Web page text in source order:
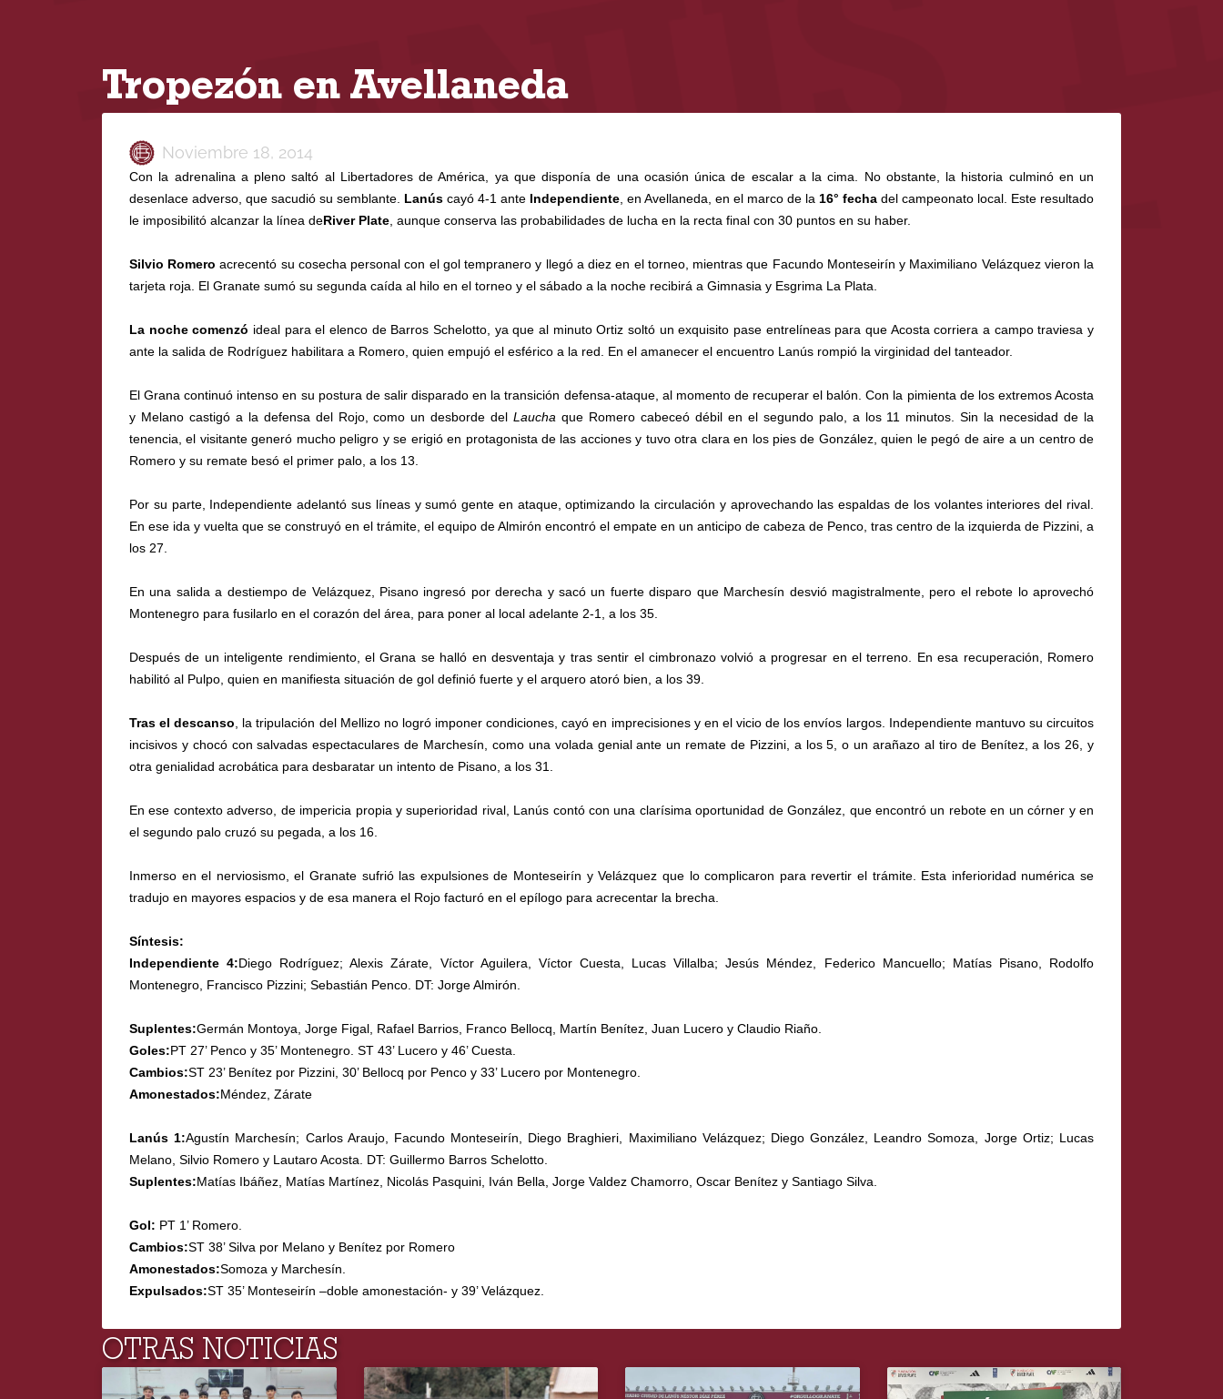
Tropezón en Avellaneda
Noviembre 18, 2014
Con la adrenalina a pleno saltó al Libertadores de América, ya que disponía de una ocasión única de escalar a la cima. No obstante, la historia culminó en un
desenlace adverso, que sacudió su semblante. Lanús cayó 4-1 ante Independiente , en Avellaneda, en el marco de la 16° fecha del campeonato local. Este resultado
le imposibilitó alcanzar la línea deRiver Plate , aunque conserva las probabilidades de lucha en la recta final con 30 puntos en su haber.
Silvio Romeroacrecentó su cosecha personal con el gol tempranero y llegó a diez en el torneo, mientras que Facundo Monteseirín y Maximiliano Velázquez vieron la
tarjeta roja. El Granate sumó su segunda caída al hilo en el torneo y el sábado a la noche recibirá a Gimnasia y Esgrima La Plata.
La noche comenzó ideal para el elenco de Barros Schelotto, ya que al minuto Ortiz soltó un exquisito pase entrelíneas para que Acosta corriera a campo traviesa y
ante la salida de Rodríguez habilitara a Romero, quien empujó el esférico a la red. En el amanecer el encuentro Lanús rompió la virginidad del tanteador.
El Grana continuó intenso en su postura de salir disparado en la transición defensa-ataque, al momento de recuperar el balón. Con la pimienta de los extremos Acosta
y Melano castigó a la defensa del Rojo, como un desborde delLauchaque Romero cabeceó débil en el segundo palo, a los 11 minutos. Sin la necesidad de la
tenencia, el visitante generó mucho peligro y se erigió en protagonista de las acciones y tuvo otra clara en los pies de González, quien le pegó de aire a un centro de
Romero y su remate besó el primer palo, a los 13.
Por su parte, Independiente adelantó sus líneas y sumó gente en ataque, optimizando la circulación y aprovechando las espaldas de los volantes interiores del rival.
En ese ida y vuelta que se construyó en el trámite, el equipo de Almirón encontró el empate en un anticipo de cabeza de Penco, tras centro de la izquierda de Pizzini, a
los 27.
En una salida a destiempo de Velázquez, Pisano ingresó por derecha y sacó un fuerte disparo que Marchesín desvió magistralmente, pero el rebote lo aprovechó
Montenegro para fusilarlo en el corazón del área, para poner al local adelante 2-1, a los 35.
Después de un inteligente rendimiento, el Grana se halló en desventaja y tras sentir el cimbronazo volvió a progresar en el terreno. En esa recuperación, Romero
habilitó al Pulpo, quien en manifiesta situación de gol definió fuerte y el arquero atoró bien, a los 39.
Tras el descanso , la tripulación del Mellizo no logró imponer condiciones, cayó en imprecisiones y en el vicio de los envíos largos. Independiente mantuvo su circuitos
incisivos y chocó con salvadas espectaculares de Marchesín, como una volada genial ante un remate de Pizzini, a los 5, o un arañazo al tiro de Benítez, a los 26, y
otra genialidad acrobática para desbaratar un intento de Pisano, a los 31.
En ese contexto adverso, de impericia propia y superioridad rival, Lanús contó con una clarísima oportunidad de González, que encontró un rebote en un córner y en
el segundo palo cruzó su pegada, a los 16.
Inmerso en el nerviosismo, el Granate sufrió las expulsiones de Monteseirín y Velázquez que lo complicaron para revertir el trámite. Esta inferioridad numérica se
tradujo en mayores espacios y de esa manera el Rojo facturó en el epílogo para acrecentar la brecha.
Síntesis:
Independiente 4:Diego Rodríguez; Alexis Zárate, Víctor Aguilera, Víctor Cuesta, Lucas Villalba; Jesús Méndez, Federico Mancuello; Matías Pisano, Rodolfo
Montenegro, Francisco Pizzini; Sebastián Penco. DT: Jorge Almirón.
Suplentes:Germán Montoya, Jorge Figal, Rafael Barrios, Franco Bellocq, Martín Benítez, Juan Lucero y Claudio Riaño.
Goles:PT 27’ Penco y 35’ Montenegro. ST 43’ Lucero y 46’ Cuesta.
Cambios:ST 23’ Benítez por Pizzini, 30’ Bellocq por Penco y 33’ Lucero por Montenegro.
Amonestados:Méndez, Zárate
Lanús 1:Agustín Marchesín; Carlos Araujo, Facundo Monteseirín, Diego Braghieri, Maximiliano Velázquez; Diego González, Leandro Somoza, Jorge Ortiz; Lucas
Melano, Silvio Romero y Lautaro Acosta. DT: Guillermo Barros Schelotto.
Suplentes:Matías Ibáñez, Matías Martínez, Nicolás Pasquini, Iván Bella, Jorge Valdez Chamorro, Oscar Benítez y Santiago Silva.
Gol: PT 1’ Romero.
Cambios:ST 38’ Silva por Melano y Benítez por Romero
Amonestados:Somoza y Marchesín.
Expulsados:ST 35’ Monteseirín –doble amonestación- y 39’ Velázquez.
OTRAS NOTICIAS